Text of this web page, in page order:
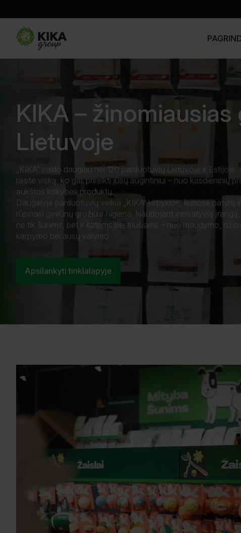
KIKA –
Lietuvoje
„KIKA“ valdo daugiau nei 120 parduotuvių Lietuvoje ir
rasite viską, ko gali prireikti jūsų augintiniui – nuo kasdieninių
aukštos kokybės produktų.
Daugelyje parduotuvių veikia „KIKA“ kirpyklos, kuriose patyrę
rūpinasi gyvūnų grožiu ir higiena. Naudojant inovatyvią
ne tik šunims, bet ir katėms bei triušiams – nuo maudymo,
karpymo bei ausų valymo.
Apsilankyti tinklalapyje